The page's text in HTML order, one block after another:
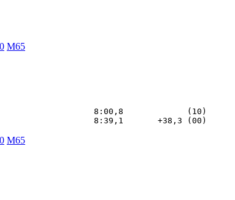
M65
8:00,8             (10)
M65